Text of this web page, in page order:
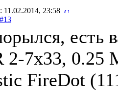
11.02.2014, 23:58
#13
есть
2-7x33, 0.25
FireDot